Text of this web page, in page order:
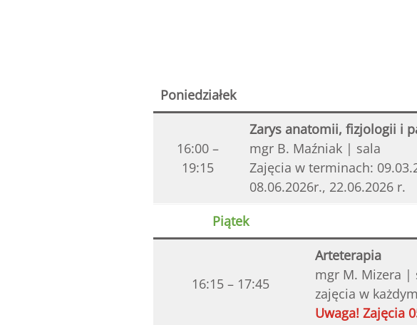
Poniedziałek
16:00 –
19:15
Zarys anatomii, fizjologii i
mgr B. Maźniak | sala
Zajęcia w terminach:
08.06.2026r., 22.06.2026 r.
Piątek
16:15 – 17:45
Arteterapia
mgr M. Mizera |
zajęcia w
Uwaga! Zajęcia